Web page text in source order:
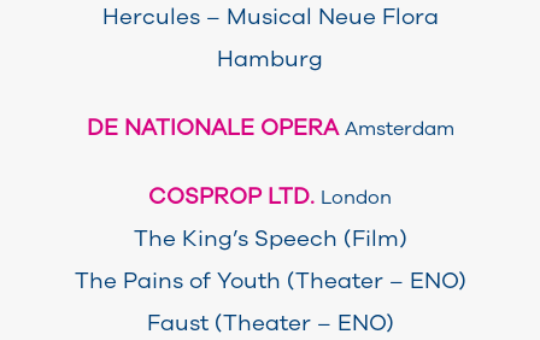
Hercules – Musical Neue Flora
Hamburg
DE NATIONALE OPERAAmsterdam
COSPROP LTD. London
The King’s Speech (Film)
The Pains of Youth (Theater – ENO)
Faust (Theater – ENO)